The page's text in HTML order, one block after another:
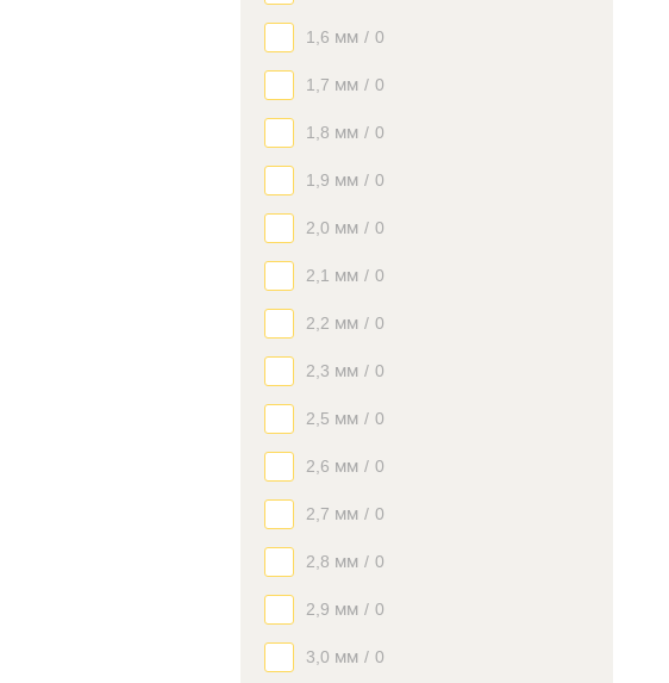
1,6 мм / 0
1,7 мм / 0
1,8 мм / 0
1,9 мм / 0
2,0 мм / 0
2,1 мм / 0
2,2 мм / 0
2,3 мм / 0
2,5 мм / 0
2,6 мм / 0
2,7 мм / 0
2,8 мм / 0
2,9 мм / 0
3,0 мм / 0